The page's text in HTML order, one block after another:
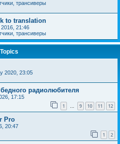
трансиверы
to translation
21:46
трансиверы
Topics
2020, 23:05
радиолюбителя
17:15
1 … 9 10 11 12
Pro
20:47
1 2